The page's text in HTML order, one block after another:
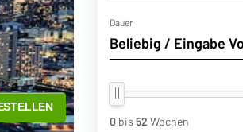
Dauer
0 bis 52 Wochen